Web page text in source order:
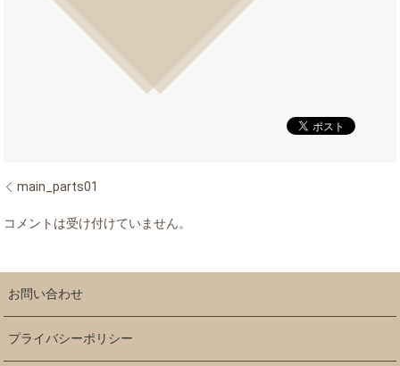
main_parts01
コメントは受け付けていません。
お問い合わせ
プライバシーポリシー